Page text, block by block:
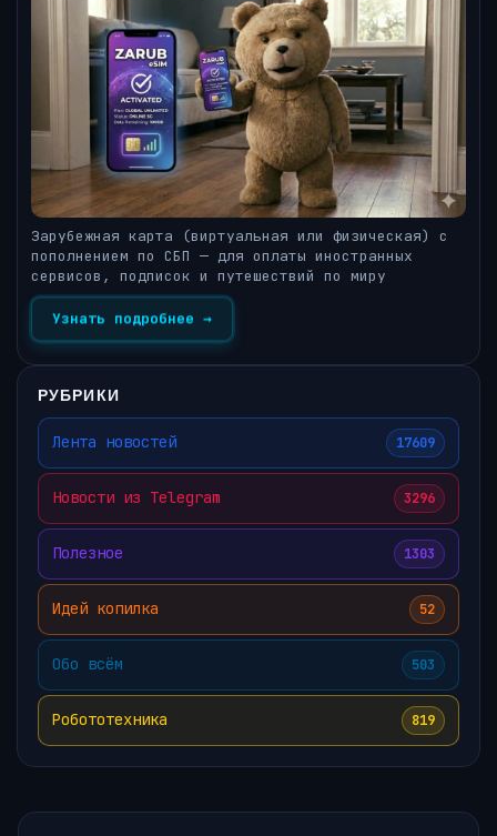
Зарубежная карта (виртуальная или физическая) с
пополнением по СБП — для оплаты иностранных
сервисов, подписок и путешествий по миру
Узнать подробнее →
РУБРИКИ
Лента новостей 17609
Новости из Telegram 3296
Полезное 1303
Идей копилка 52
Обо всём 503
Робототехника 819